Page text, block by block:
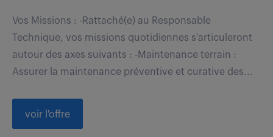
Vos Missions : -Rattaché(e) au Responsable
Technique, vos missions quotidiennes s'articuleront
autour des axes suivants : -Maintenance terrain :
Assurer la maintenance préventive et curative des...
voir l'offre